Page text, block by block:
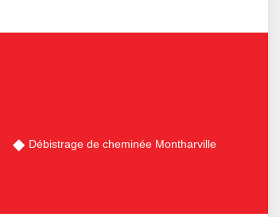
Débistrage de cheminée Montharville